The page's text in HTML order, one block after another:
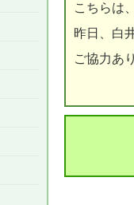
こちらは
昨日、白
ご協力あ